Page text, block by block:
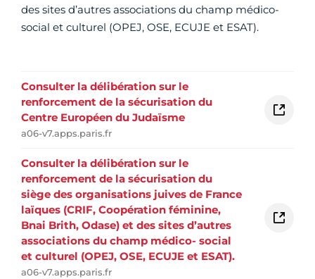
des sites d’autres associations du champ médico-
social et culturel (OPEJ, OSE, ECUJE et ESAT).
Consulter la délibération sur le
renforcement de la sécurisation du
Centre Européen du Judaïsme
a06-v7.apps.paris.fr
Consulter la délibération sur le
renforcement de la sécurisation du
siège des organisations juives de France
laïques (CRIF, Coopération féminine,
Bnai Brith, Odase) et des sites d’autres
associations du champ médico- social
et culturel (OPEJ, OSE, ECUJE et ESAT).
a06-v7.apps.paris.fr